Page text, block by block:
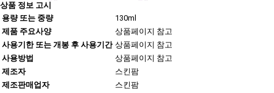
상품 정보 고시
용량 또는 중량
130ml
제품 주요사양
상품페이지 참고
사용기한 또는 개봉 후 사용기간 상품페이지 참고
사용방법
상품페이지 참고
제조자
스킨팜
제조판매업자
스킨팜